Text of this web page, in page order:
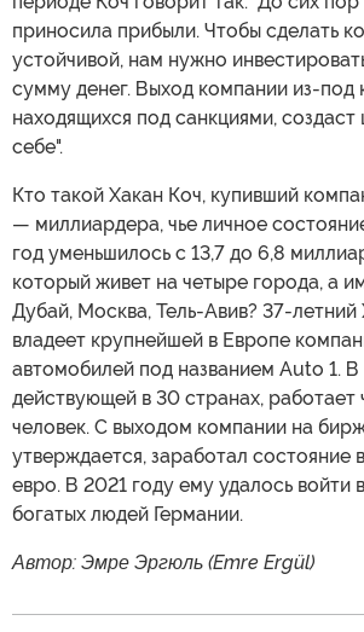
приносила прибыли. Чтобы сделать
устойчивой, нам нужно
сумму денег. Выход компании из-под
находящихся под санкциями, создаст
себе".
Кто такой Хакан Коч, купивший
— миллиардера, чье личное
год уменьшилось с 13,7 до 6,8
который живет на четыре города, а
Дубай, Москва, Тель-Авив? 37-летний
владеет крупнейшей в Европе
автомобилей под названием Auto 1. В
действующей в 30 странах, работает
человек. С выходом компании на
утверждается, заработал состояние
евро. В 2021 году ему удалось войти
богатых людей Германии.
Автор: Эмре Эргюль (Emre Ergül)